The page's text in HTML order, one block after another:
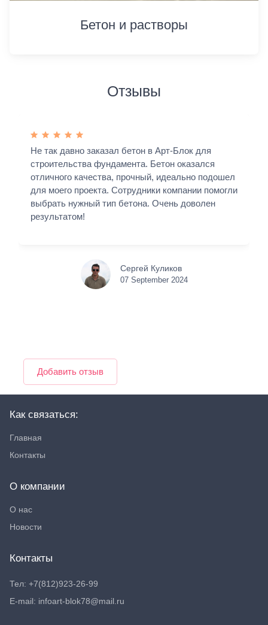
Бетон и растворы
Отзывы
Не так давно заказал бетон в Арт-Блок для
строительства фундамента. Бетон оказался
отличного качества, прочный, идеально подошел
для моего проекта. Сотрудники компании помогли
выбрать нужный тип бетона. Очень доволен
результатом!
Сергей Куликов
07 September 2024
Добавить отзыв
Как связаться:
Главная
Контакты
О компании
О нас
Новости
Контакты
Тел: +7(812)923-26-99
E-mail: infoart-blok78@mail.ru